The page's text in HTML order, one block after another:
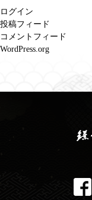
ログイン
投稿フィード
コメントフィード
WordPress.org